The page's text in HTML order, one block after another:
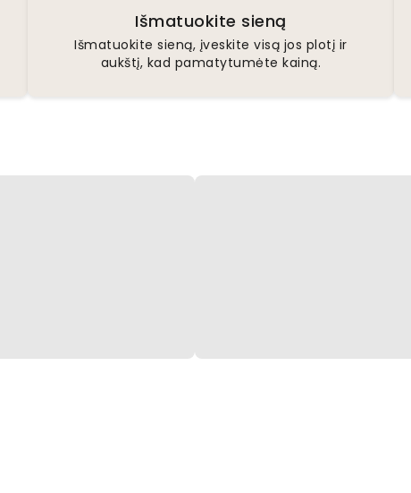
Išmatuokite sieną
Išmatuokite sieną, įveskite visą jos plotį ir
aukštį, kad pamatytumėte kainą.